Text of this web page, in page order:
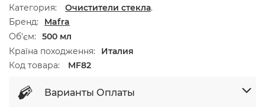
Категория: Очистители стекла.
Бренд
Mafra
Об'єм
500 мл
Країна походження
Италия
Код товара:
MF82
Варианты Оплаты